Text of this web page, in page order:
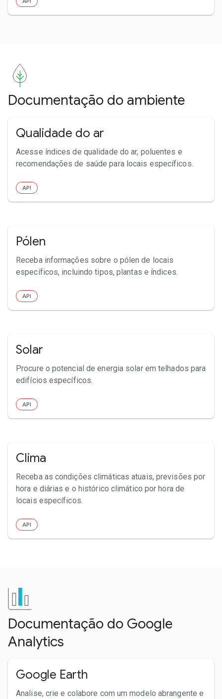
Documentação do ambiente
Qualidade ­do ar
Acesse índices de qualidade do ar, poluentes e
recomendações de saúde para locais específicos.
API
Pólen
Receba informações sobre o pólen de locais
específicos, incluindo tipos, plantas e índices.
API
Solar
Procure o potencial de energia solar em telhados para
edifícios específicos.
API
Clima
Receba as condições climáticas atuais, previsões por
hora e diárias e o histórico climático por hora de
locais específicos.
API
Documentação do Google
Analytics
Google Earth
Analise, crie e colabore com um modelo abrangente e